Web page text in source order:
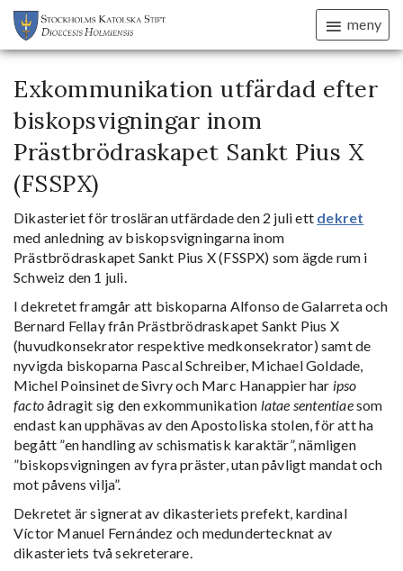
meny
Exkommunikation utfärdad efter
biskopsvigningar inom
Prästbrödraskapet Sankt Pius X
(FSSPX)
Dikasteriet för trosläran utfärdade den 2 juli ett dekret
med anledning av biskopsvigningarna inom
Prästbrödraskapet Sankt Pius X (FSSPX) som ägde rum i
Schweiz den 1 juli.
I dekretet framgår att biskoparna Alfonso de Galarreta och
Bernard Fellay från Prästbrödraskapet Sankt Pius X
(huvudkonsekrator respektive medkonsekrator) samt de
nyvigda biskoparna Pascal Schreiber, Michael Goldade,
Michel Poinsinet de Sivry och Marc Hanappier har ipso
factoådragit sig den exkommunikation latae sententiaesom
endast kan upphävas av den Apostoliska stolen, för att ha
begått ”en handling av schismatisk karaktär”, nämligen
”biskopsvigningen av fyra präster, utan påvligt mandat och
mot påvens vilja”.
Dekretet är signerat av dikasteriets prefekt, kardinal
Víctor Manuel Fernández och medundertecknat av
dikasteriets två sekreterare.